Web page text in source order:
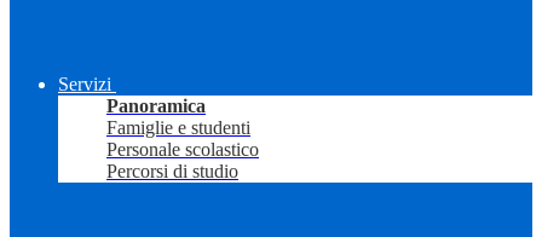
Servizi
Panoramica
Famiglie e studenti
Personale scolastico
Percorsi di studio